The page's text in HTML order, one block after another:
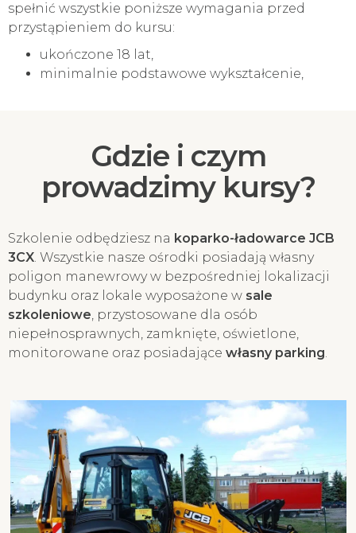
spełnić wszystkie poniższe wymagania przed
przystąpieniem do kursu:
ukończone 18 lat,
minimalnie podstawowe wykształcenie,
Gdzie i czym
prowadzimy kursy?
Szkolenie odbędziesz na koparko-ładowarce JCB
3CX. Wszystkie nasze ośrodki posiadają własny
poligon manewrowy w bezpośredniej lokalizacji
budynku oraz lokale wyposażone w sale
szkoleniowe, przystosowane dla osób
niepełnosprawnych, zamknięte, oświetlone,
monitorowane oraz posiadające własny parking.